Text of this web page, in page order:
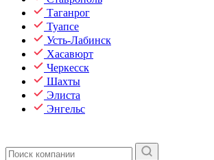
Таганрог
Туапсе
Усть-Лабинск
Хасавюрт
Черкесск
Шахты
Элиста
Энгельс